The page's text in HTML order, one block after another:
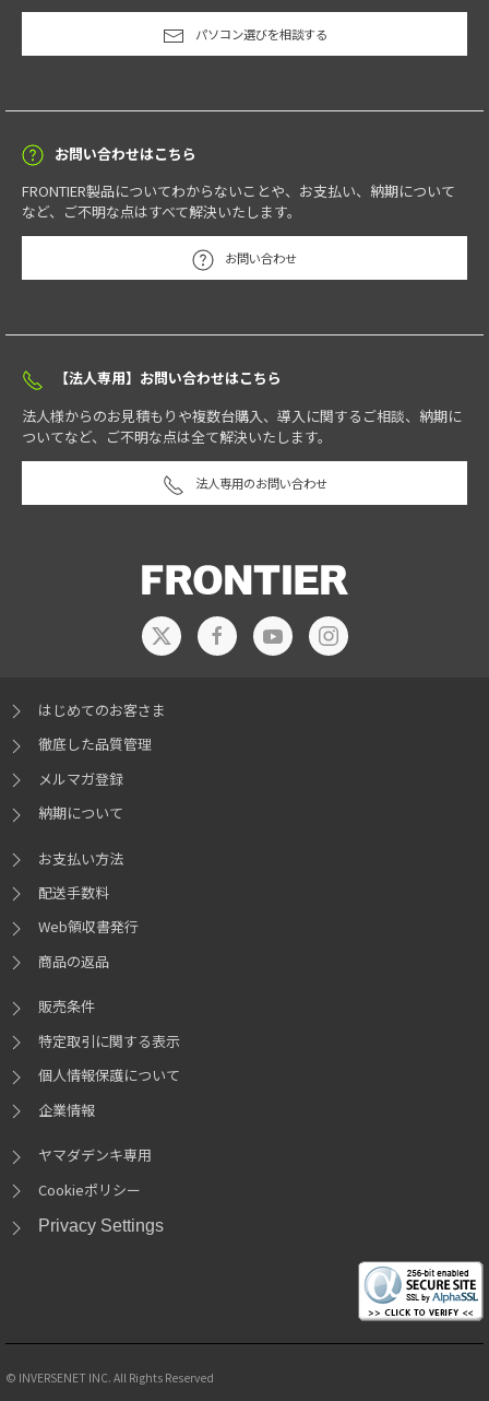
パソコン選びを相談する
お問い合わせはこちら
FRONTIER製品についてわからないことや、お支払い、納期について
など、ご不明な点はすべて解決いたします。
お問い合わせ
【法人専用】お問い合わせはこちら
法人様からのお見積もりや複数台購入、導入に関するご相談、納期に
ついてなど、ご不明な点は全て解決いたします。
法人専用のお問い合わせ
はじめてのお客さま
徹底した品質管理
メルマガ登録
納期について
お支払い方法
配送手数料
Web領収書発行
商品の返品
販売条件
特定取引に関する表示
個人情報保護について
企業情報
ヤマダデンキ専用
Cookieポリシー
Privacy Settings
© INVERSENET INC. All Rights Reserved